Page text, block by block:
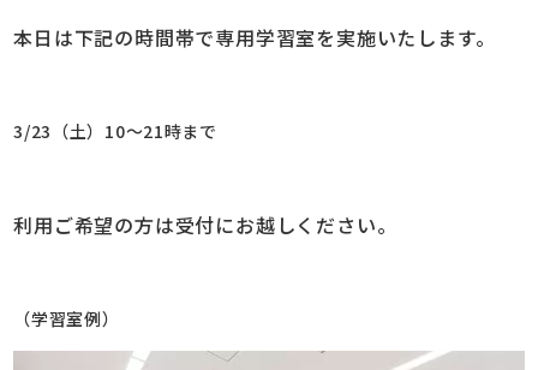
本日は下記の時間帯で専用学習室を実施いたします。
3/23（土）10～21時まで
利用ご希望の方は受付にお越しください。
（学習室例）